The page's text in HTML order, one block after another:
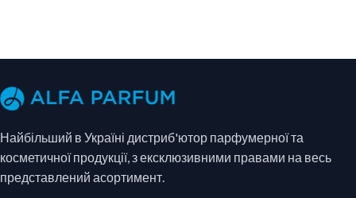
Найбільший в Україні дистриб'ютор парфумерної та
косметичної продукції, з ексклюзивними правами на весь
представлений асортимент.